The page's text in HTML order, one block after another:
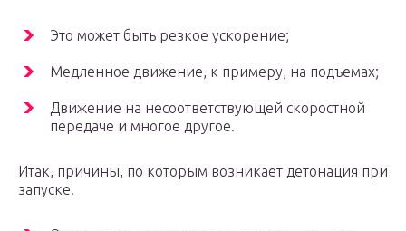
Это может быть резкое ускорение;
Медленное движение, к примеру, на подъемах;
Движение на несоответствующей скоростной
передаче и многое другое.
Итак, причины, по которым возникает детонация при
запуске.